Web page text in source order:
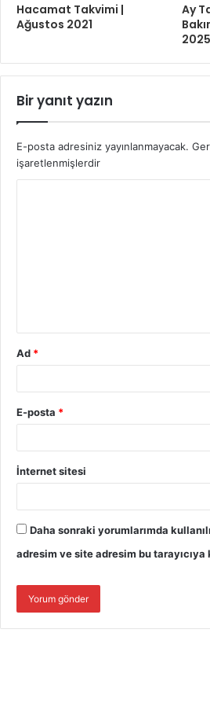
Hacamat Takvimi |
Ağustos 2021
Ay
2025
Bir yanıt yazın
E-posta adresiniz yayınlanmayacak.
işaretlenmişlerdir
Ad *
E-posta *
İnternet sitesi
Daha sonraki yorumlarımda
adresim ve site adresim bu